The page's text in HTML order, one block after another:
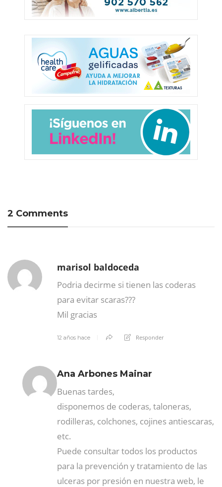
2 Comments
marisol baldoceda
Podria decirme si tienen las coderas
para evitar scaras???
Mil gracias
12 años hace Responder
Ana Arbones Mainar
Buenas tardes,
disponemos de coderas, taloneras,
rodilleras, colchones, cojines antiescaras,
etc.
Puede consultar todos los productos
para la prevención y tratamiento de las
ulceras por presión en nuestra web, le